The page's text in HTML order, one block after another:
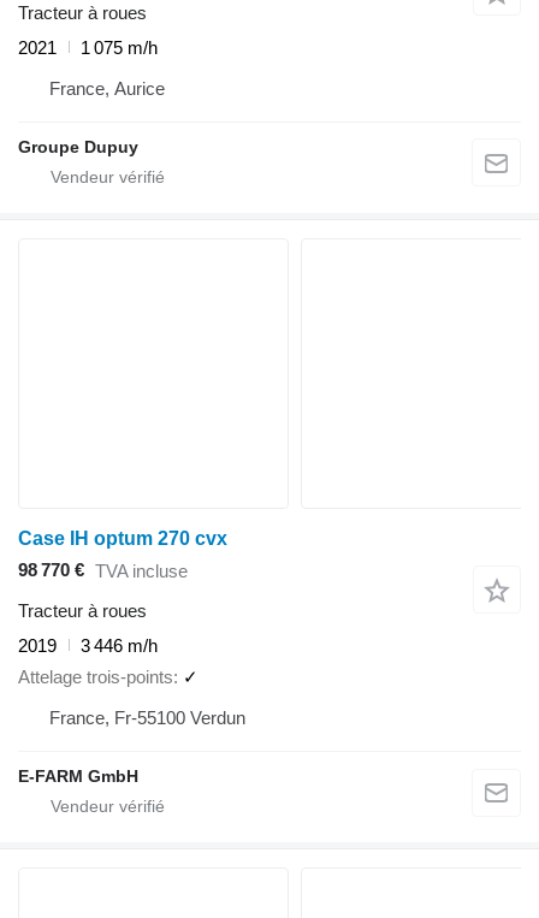
Tracteur à roues
2021
1 075 m/h
France, Aurice
Groupe Dupuy
Case IH optum 270 cvx
98 770 € TVA incluse
Tracteur à roues
2019
3 446 m/h
Attelage trois-points
✓
France, Fr-55100 Verdun
E-FARM GmbH